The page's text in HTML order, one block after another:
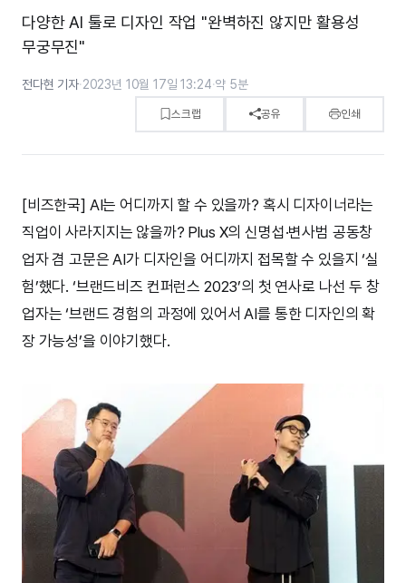
다양한 AI 툴로 디자인 작업 "완벽하진 않지만 활용성
무궁무진"
전다현 기자·2023년 10월 17일 13:24·약 5분
스크랩 공유 인쇄
[비즈한국] AI는 어디까지 할 수 있을까? 혹시 디자이너라는
직업이 사라지지는 않을까? Plus X의 신명섭·변사범 공동창
업자 겸 고문은 AI가 디자인을 어디까지 접목할 수 있을지 ‘실
험’했다. ‘브랜드비즈 컨퍼런스 2023’의 첫 연사로 나선 두 창
업자는 ‘브랜드 경험의 과정에 있어서 AI를 통한 디자인의 확
장 가능성’을 이야기했다.